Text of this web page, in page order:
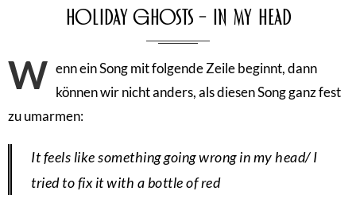
Holiday Ghosts – In My Head
W enn ein Song mit folgende Zeile beginnt, dann
können wir nicht anders, als diesen Song ganz fest
zu umarmen:
It feels like something going wrong in my head/ I
tried to fix it with a bottle of red